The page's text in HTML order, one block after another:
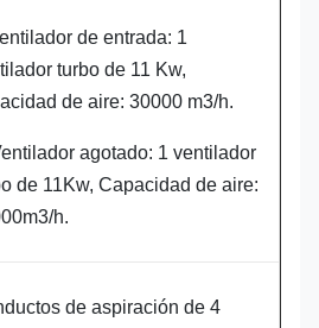
de entrada: 1
turbo de 11 Kw,
de aire: 30000 m3/h.
agotado: 1 ventilador
de 11Kw, Capacidad de aire:
h.
de aspiración de 4